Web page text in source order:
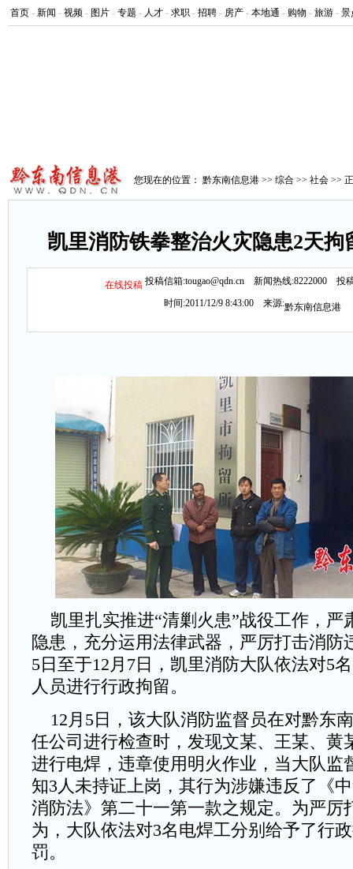
首页 - 新闻 - 视频 - 图片 - 专题 - 人才 - 求职 - 招聘 - 房产 - 本地通 - 购物 - 旅游 - 景
您现在的位置： 黔东南信息港 >> 综合 >> 社会 >>
凯里消防铁拳整治火灾隐患2天拘
在线投稿投稿信箱:tougao@qdn.cn 新闻热线:8222000 投
时间:2011/12/9 8:43:00 来源:黔东南信息港
凯里扎实推进“清剿火患”战役工作，严
隐患，充分运用法律武器，严厉打击消防
5日至于12月7日，凯里消防大队依法对5
人员进行行政拘留。
12月5日，该大队消防监督员在对黔东
任公司进行检查时，发现文某、王某、黄
进行电焊，违章使用明火作业，当大队监
知3人未持证上岗，其行为涉嫌违反了《
消防法》第二十一第一款之规定。为严厉
为，大队依法对3名电焊工分别给予了行
罚。